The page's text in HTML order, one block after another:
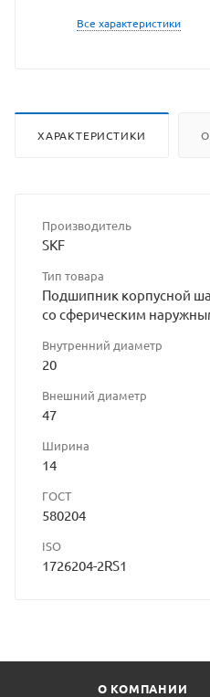
Все характеристики
ХАРАКТЕРИСТИКИ
Производитель
SKF
Тип товара
Подшипник корпусной
со сферическим
Внутренний диаметр
20
Внешний диаметр
47
Ширина
14
ГОСТ
580204
ISO
1726204-2RS1
О КОМПАНИИ